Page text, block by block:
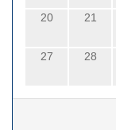
20 21
27 28